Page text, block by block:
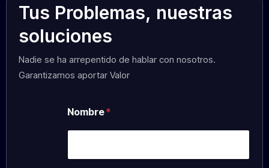
Tus Problemas, nuestras
soluciones
Nadie se ha arrepentido de hablar con nosotros.
Garantizamos aportar Valor
Nombre*